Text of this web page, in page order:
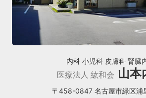
内科 小児科 皮膚科 腎臓
医療法人 紘和会 山本
〒458-0847 名古屋市緑区浦